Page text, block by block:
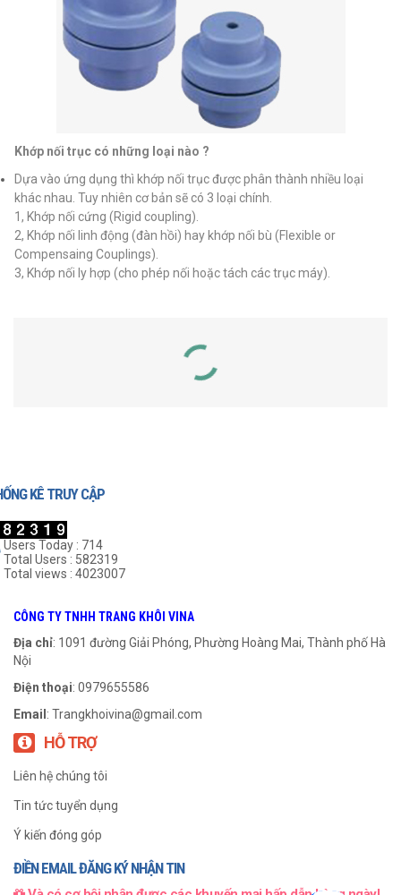
Khớp nối trục có những loại nào ?
Dựa vào ứng dụng thì khớp nối trục được phân thành nhiều loại
khác nhau. Tuy nhiên cơ bản sẽ có 3 loại chính.
1, Khớp nối cứng (Rigid coupling).
2, Khớp nối linh động (đàn hồi) hay khớp nối bù (Flexible or
Compensaing Couplings).
3, Khớp nối ly hợp (cho phép nối hoặc tách các trục máy).
Khớp Nối Cao Su NM-240
999₫ 999 ₫
KÊ TRUY CẬP
Users Today : 714
Total Users : 582319
Total views : 4023007
CÔNG TY TNHH TRANG KHÔI VINA
Địa chỉ: 1091 đường Giải Phóng, Phường Hoàng Mai, Thành phố Hà
Nội
Điện thoại: 0979655586
Email : Trangkhoivina@gmail.com
HỖ TRỢ
Liên hệ chúng tôi
Tin tức tuyển dụng
Ý kiến đóng góp
ĐIỀN EMAIL ĐĂNG KÝ NHẬN TIN